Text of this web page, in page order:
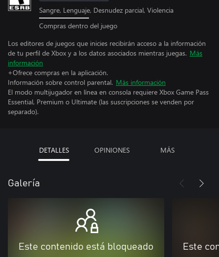
Sangre, Lenguaje, Desnudez parcial, Violencia
Compras dentro del juego
Los editores de juegos que inicies recibirán acceso a la información
de tu perfil de Xbox y a los datos asociados mientras juegas. Más
información
+Ofrece compras en la aplicación.
Información sobre control parental. Más información
El modo multijugador en línea en consola requiere Xbox Game Pass
Essential, Premium o Ultimate (las suscripciones se venden por
separado).
DETALLES OPINIONES MÁS
Galería
Este contenido está bloqueado Este